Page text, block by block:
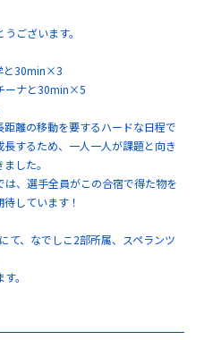
ございます。
と30min×3
ーナと30min×5
離の移動を要するハードな日程で
するため、一人一人が課題と向き
した。
、選手全員がこの合宿で得た物を
しています！
て、なでしこ2部所属、スペランツ
。